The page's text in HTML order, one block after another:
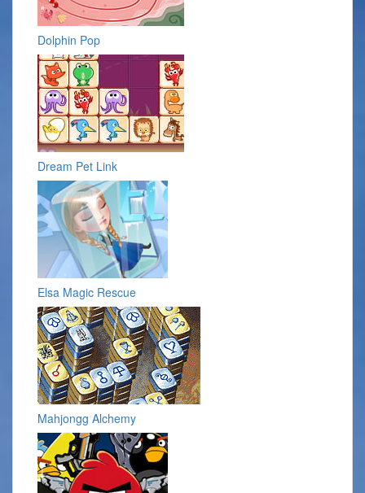
Dolphin Pop
Dream Pet Link
Elsa Magic Rescue
Mahjongg Alchemy